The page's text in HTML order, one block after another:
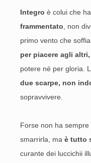
Integro è colui che ha
frammentato , non
primo vento che soffia.
per piacere agli altri,
potere né per gloria.
due scarpe, non
sopravvivere.
Forse non ha
smarrirla, ma è tutto
curante dei luccichii